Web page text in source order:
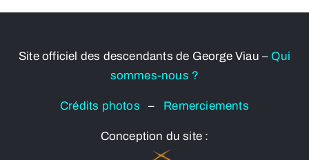
Site officiel des descendants de George Viau – Qui
sommes-nous ?
Crédits photos– Remerciements
Conception du site :